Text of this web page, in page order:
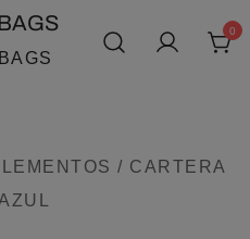
0
/ CARTERA